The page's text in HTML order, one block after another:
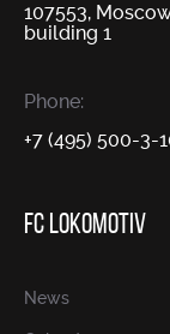
107553,
building 1
Phone:
+7 (495) 500-3-
FC LOKOMOTIV
News